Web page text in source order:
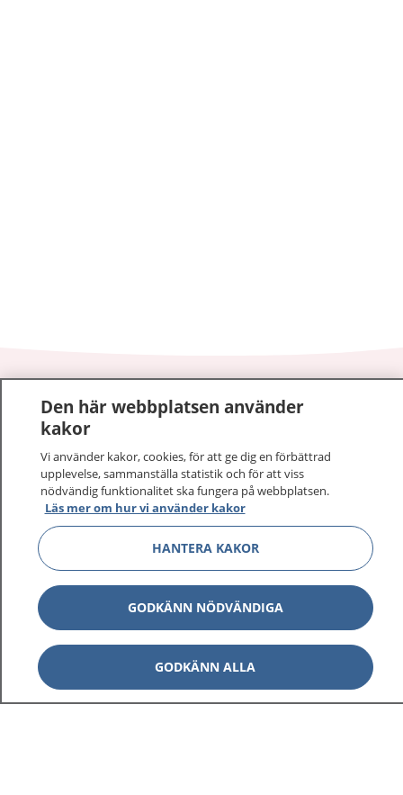
1177 – tryggt om din hälsa och vård
På 1177.se får du råd om hälsa och information om
sjukdomar och vilka mottagningar du kan kontakta.
Logga in för att läsa din journal och göra dina
vårdärenden. Ring telefonnummer 1177 för
sjukvårdsrådgivning dygnet runt.
1177 ger dig råd när du vill må bättre.
1177 på flera språk Visa
Visa
Den här webbplatsen använder
kakor
Vi använder kakor, cookies, för att ge dig en förbättrad
upplevelse, sammanställa statistik och för att viss
nödvändig funktionalitet ska fungera på webbplatsen.
Läs mer om hur vi använder kakor
HANTERA KAKOR
GODKÄNN NÖDVÄNDIGA
GODKÄNN ALLA